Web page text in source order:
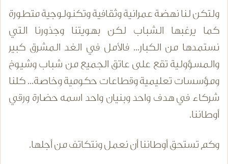
ولتكن لنا نهضة عمرانية وثقافية وتكنولوجية متطورة
كما يرغبها الشباب لكن بهويتنا وجذورنا التي
نستمدها من الكبار... فالأمل في الغد المشرق كبير
والمسؤولية تقع على عاتق الجميع من شباب وشيوخ
ومؤسسات تعليمية وقطاعات حكومية وخاصة... كلنا
شركاء في هدف واحد وبنيان واحد اسمه حضارة ورقي
أوطاننا.
وكم تستحق أوطاننا أن نعمل ونتكاتف من أجلها.